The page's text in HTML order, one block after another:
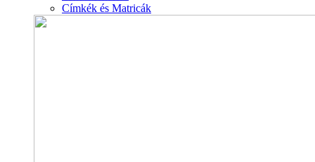
Címkék és Matricák